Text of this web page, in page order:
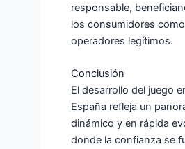
responsable,
los consumidores
operadores legítimos.
Conclusión
El desarrollo del juego
España refleja un
dinámico y en rápida
donde la confianza se